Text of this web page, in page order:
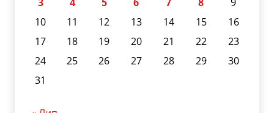
10
11 12 13 14 15
16
17
18 19 20 21 22
23
24
25 26 27 28 29
30
31